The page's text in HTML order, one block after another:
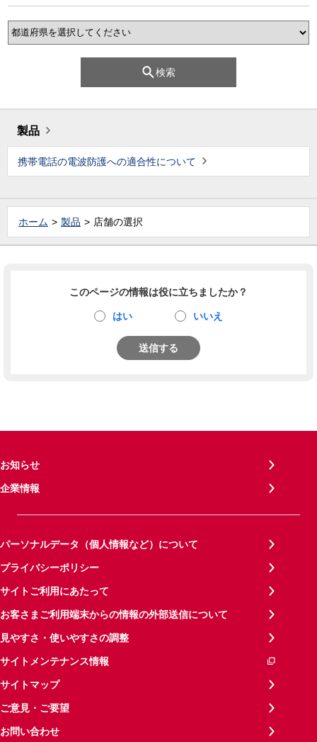
検索
製品
携帯電話の電波防護への適合性について
ホーム 製品 店舗の選択
このページの情報は役に立ちましたか？
はい いいえ
送信する
お知らせ
企業情報
パーソナルデータ（個人情報など）について
プライバシーポリシー
サイトご利用にあたって
お客さまご利用端末からの情報の外部送信について
見やすさ・使いやすさの調整
サイトメンテナンス情報
サイトマップ
ご意見・ご要望
お問い合わせ